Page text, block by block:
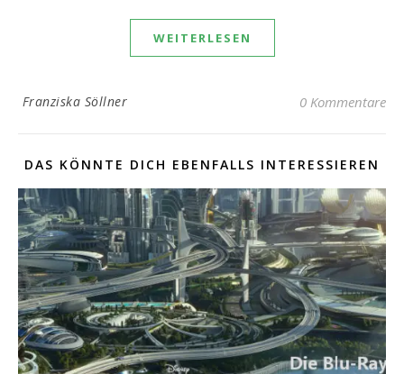
WEITERLESEN
Franziska Söllner 0 Kommentare
DAS KÖNNTE DICH EBENFALLS INTERESSIEREN